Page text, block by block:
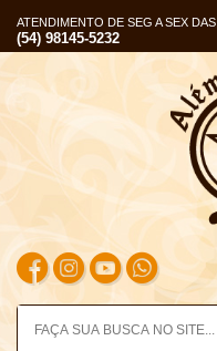
ATENDIMENTO DE SEG A SEX
(54) 98145-5232